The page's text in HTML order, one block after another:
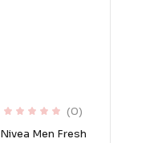
(0)
Nivea Men Fresh